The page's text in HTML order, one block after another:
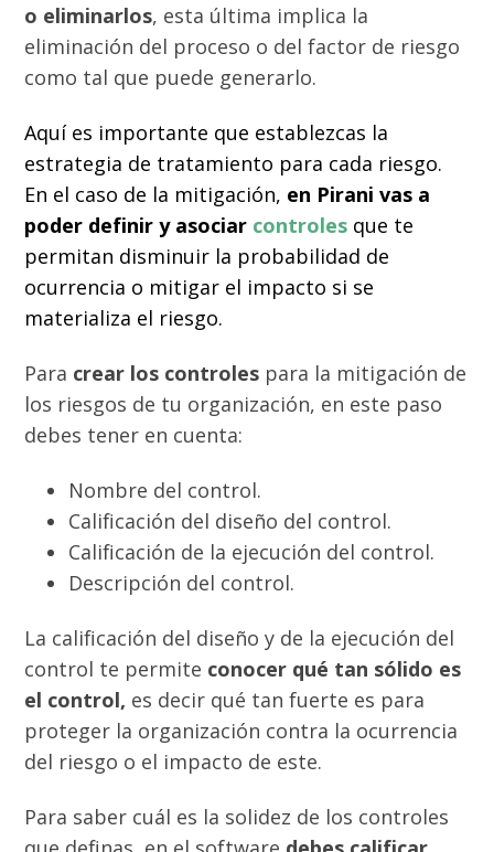
o eliminarlos, esta última implica la
eliminación del proceso o del factor de riesgo
como tal que puede generarlo.
Aquí es importante que establezcas la
estrategia de tratamiento para cada riesgo.
En el caso de la mitigación, en Pirani vas a
poder definir y asociar controles que te
permitan disminuir la probabilidad de
ocurrencia o mitigar el impacto si se
materializa el riesgo.
Para crear los controles para la mitigación de
los riesgos de tu organización, en este paso
debes tener en cuenta:
Nombre del control.
Calificación del diseño del control.
Calificación de la ejecución del control.
Descripción del control.
La calificación del diseño y de la ejecución del
control te permite conocer qué tan sólido es
el control, es decir qué tan fuerte es para
proteger la organización contra la ocurrencia
del riesgo o el impacto de este.
Para saber cuál es la solidez de los controles